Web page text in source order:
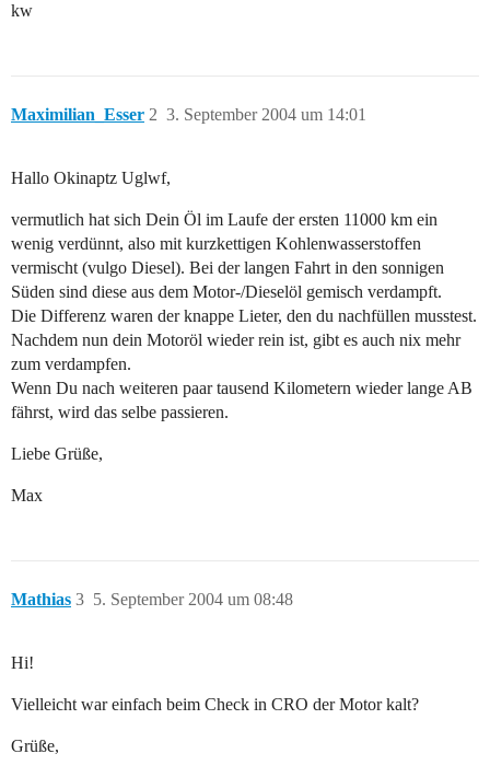
kw
Maximilian_Esser 3. September 2004 um 14:01
2
Hallo Okinaptz Uglwf,
vermutlich hat sich Dein Öl im Laufe der ersten 11000 km ein
wenig verdünnt, also mit kurzkettigen Kohlenwasserstoffen
vermischt (vulgo Diesel). Bei der langen Fahrt in den sonnigen
Süden sind diese aus dem Motor-/Dieselöl gemisch verdampft.
Die Differenz waren der knappe Lieter, den du nachfüllen musstest.
Nachdem nun dein Motoröl wieder rein ist, gibt es auch nix mehr
zum verdampfen.
Wenn Du nach weiteren paar tausend Kilometern wieder lange AB
fährst, wird das selbe passieren.
Liebe Grüße,
Max
Mathias 5. September 2004 um 08:48
3
Hi!
Vielleicht war einfach beim Check in CRO der Motor kalt?
Grüße,